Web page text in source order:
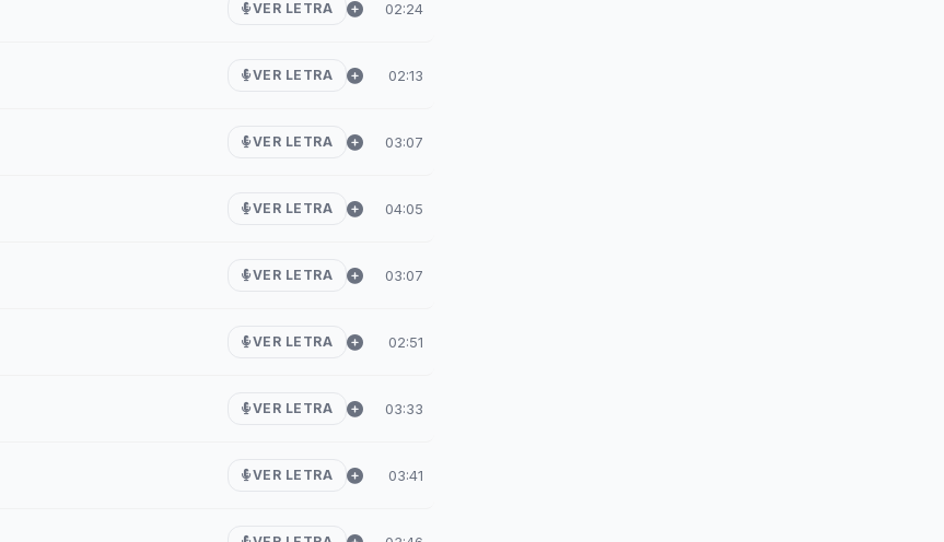
VER LETRA 02:24
VER LETRA 02:13
VER LETRA 03:07
VER LETRA 04:05
VER LETRA 03:07
VER LETRA 02:51
VER LETRA 03:33
VER LETRA 03:41